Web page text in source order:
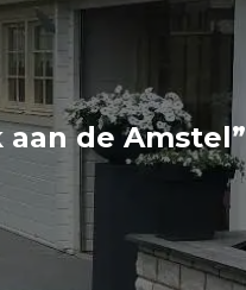
de Amstel”